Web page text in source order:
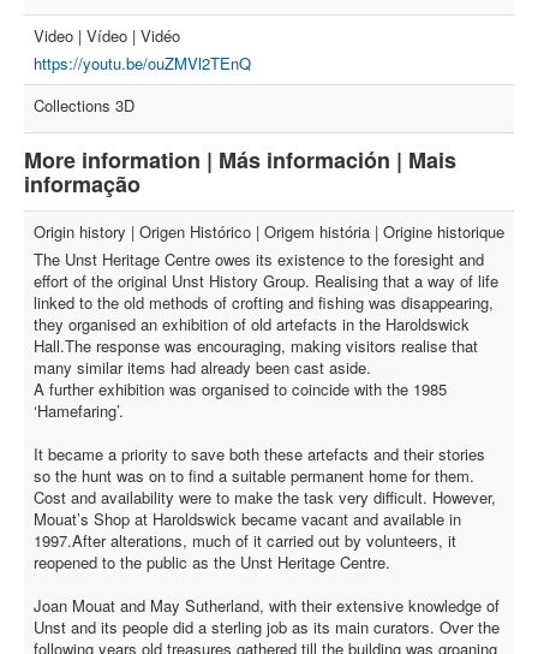
Video | Vídeo | Vidéo
https://youtu.be/ouZMVl2TEnQ
Collections 3D
More information | Más información | Mais
informação
Origin history | Origen Histórico | Origem história | Origine historique
The Unst Heritage Centre owes its existence to the foresight and
effort of the original Unst History Group. Realising that a way of life
linked to the old methods of crofting and fishing was disappearing,
they organised an exhibition of old artefacts in the Haroldswick
Hall.The response was encouraging, making visitors realise that
many similar items had already been cast aside.
A further exhibition was organised to coincide with the 1985
‘Hamefaring’.
It became a priority to save both these artefacts and their stories
so the hunt was on to find a suitable permanent home for them.
Cost and availability were to make the task very difficult. However,
Mouat’s Shop at Haroldswick became vacant and available in
1997.After alterations, much of it carried out by volunteers, it
reopened to the public as the Unst Heritage Centre.
Joan Mouat and May Sutherland, with their extensive knowledge of
Unst and its people did a sterling job as its main curators. Over the
following years old treasures gathered till the building was groaning